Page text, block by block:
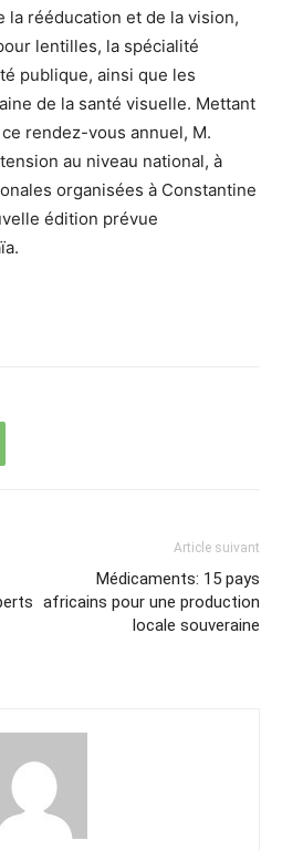
la rééducation et de la vision,
lentilles, la spécialité
publique, ainsi que les
de la santé visuelle. Mettant
rendez-vous annuel, M.
au niveau national, à
organisées à Constantine
édition prévue
Article suivant
Médicaments: 15 pays
africains pour une production
locale souveraine